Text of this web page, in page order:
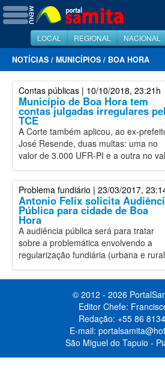
LOCAL REGIONAL NACIONAL
NOTÍCIAS / MUNICÍPIOS / BOA HORA
Contas públicas | 10/10/2018, 23:21h
Município de Boa Hora tem
contas julgadas irregulares
TCE
A Corte também aplicou, ao ex-
José Resende, duas multas: uma no
valor de 3.000 UFR-PI e a outra no
Problema fundiário | 23/03/2017,
Antonio Felix solicita
Pública para cidade de Boa
Hora
A audiência pública será para tratar
sobre a problemática envolvendo a
regularização fundiária (urbana e
© 2012 - 2026
Editor Chefe:
Redação: +55 86
E-mail:
São Miguel do Tapuio -